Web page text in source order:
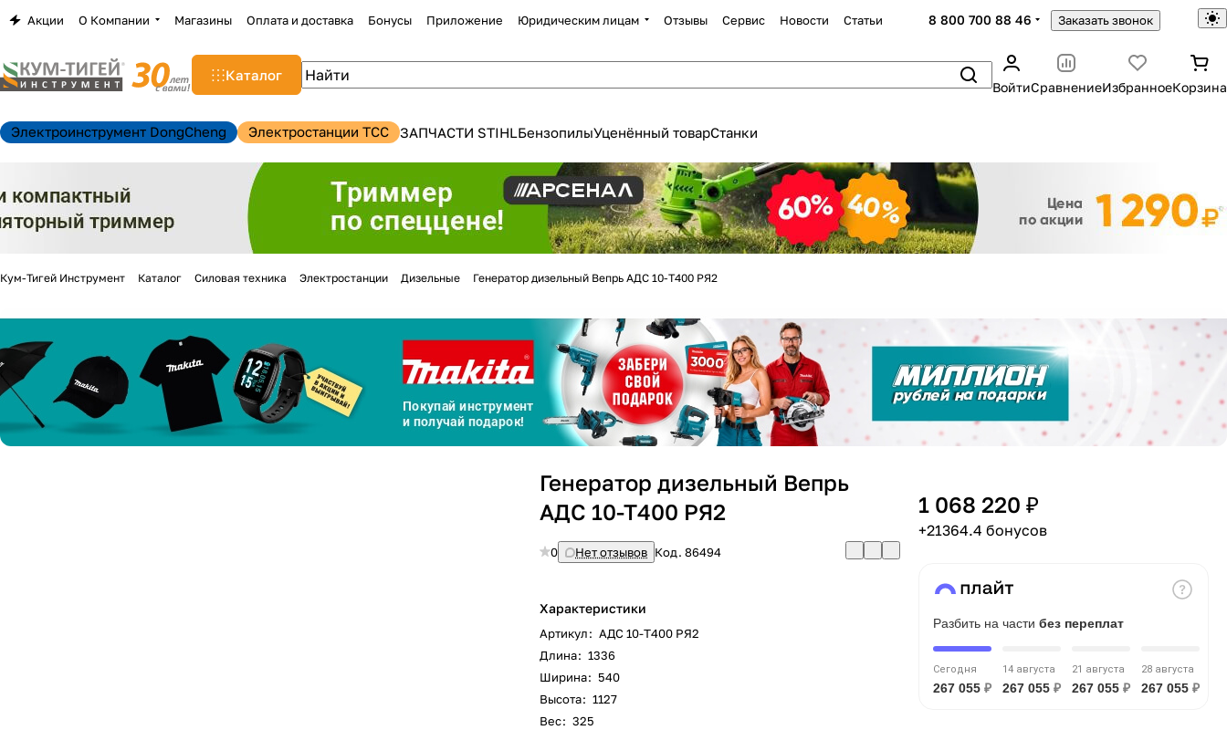
Акции О Компании Магазины Оплата и доставка Бонусы Приложение Юридическим лицам Отзывы Сервис Новости Статьи 8 800 700 88 46 Заказать звонок
Каталог
ВойтиСравнениеИзбранноеКорзина
Электроинструмент DongCheng Электростанции TCC ЗАПЧАСТИ STIHLБензопилыУценённый товарСтанки
Кум-Тигей Инструмент Каталог Силовая техника Электростанции Дизельные Генератор дизельный Вепрь АДС 10-Т400 РЯ2
Генератор дизельный Вепрь
АДС 10-Т400 РЯ2
0 Нет отзывов Код.86494
Характеристики
Артикул: АДС 10-Т400 РЯ2
Длина: 1336
Ширина: 540
Высота: 1127
Вес: 325
1 068 220 ₽
+21364.4 бонусов
Разбить на части без переплат
Сегодня
267 055 ₽
14 августа
267 055 ₽
21 августа
267 055 ₽
28 августа
267 055 ₽
Закрыть
Разбейтеоплату
на частибез переплат
График платежей
Добавляйте товарыв корзину
Оплачивайте сегодня только
% картой любого банка